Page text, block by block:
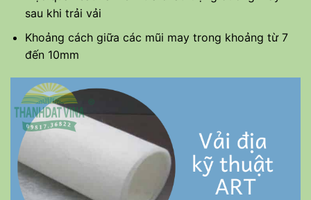
sau khi trải vải
Khoảng cách giữa các mũi may trong khoảng từ 7
đến 10mm